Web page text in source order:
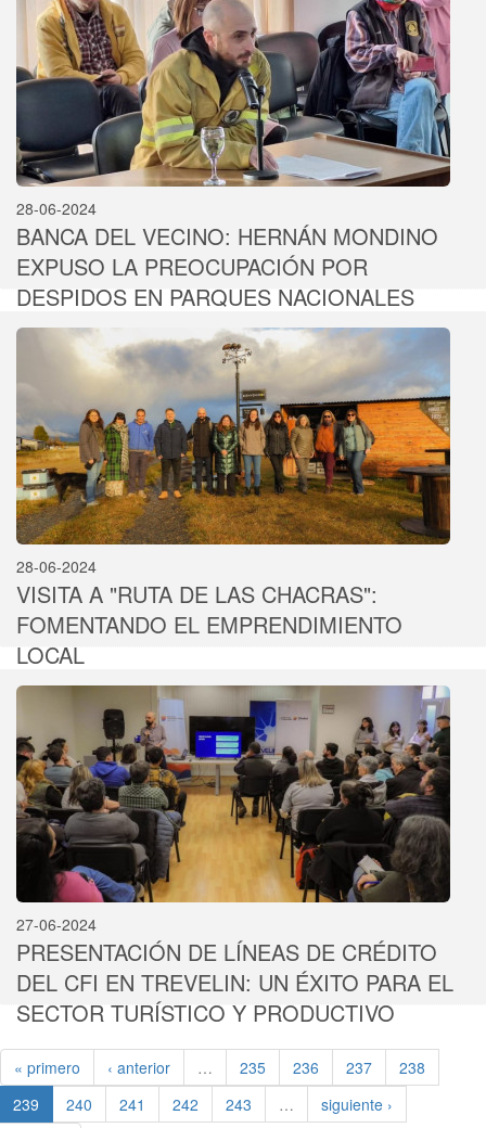
28-06-2024
BANCA DEL VECINO: HERNÁN MONDINO
EXPUSO LA PREOCUPACIÓN POR
DESPIDOS EN PARQUES NACIONALES
28-06-2024
VISITA A "RUTA DE LAS CHACRAS":
FOMENTANDO EL EMPRENDIMIENTO
LOCAL
27-06-2024
PRESENTACIÓN DE LÍNEAS DE CRÉDITO
DEL CFI EN TREVELIN: UN ÉXITO PARA EL
SECTOR TURÍSTICO Y PRODUCTIVO
« primero ‹ anterior … 235 236 237
238
239
240 241 242 243 …
siguiente ›